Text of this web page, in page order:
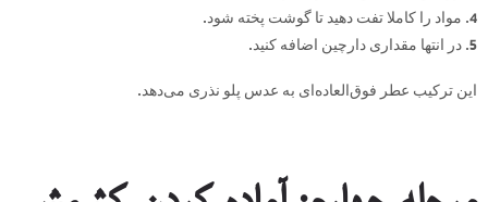
مواد را کاملا تفت دهید تا گوشت پخته شود.
در انتها مقداری دارچین اضافه کنید.
این ترکیب عطر فوق‌العاده‌ای به عدس پلو نذری می‌دهد.